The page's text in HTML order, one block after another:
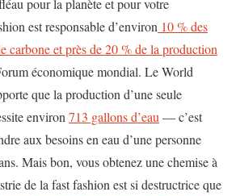
pour la planète et pour votre
est responsable d’environ 10 % des
carbone et près de 20 % de la production
économique mondial. Le World
que la production d’une seule
environ 713 gallons d’eau — c’est
aux besoins en eau d’une personne
Mais bon, vous obtenez une chemise à
de la fast fashion est si destructrice que